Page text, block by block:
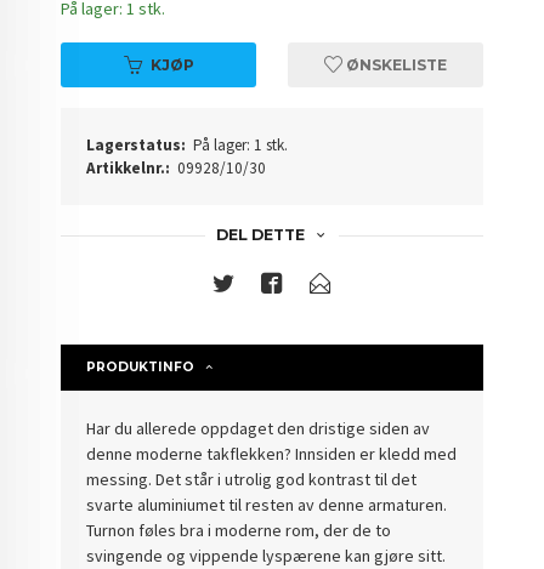
På lager: 1 stk.
KJØP ØNSKELISTE
Lagerstatus: På lager: 1 stk.
Artikkelnr.: 09928/10/30
DEL DETTE
PRODUKTINFO
Har du allerede oppdaget den dristige siden av
denne moderne takflekken? Innsiden er kledd med
messing. Det står i utrolig god kontrast til det
svarte aluminiumet til resten av denne armaturen.
Turnon føles bra i moderne rom, der de to
svingende og vippende lyspærene kan gjøre sitt.